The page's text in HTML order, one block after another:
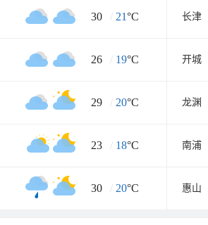
30 / 21°C 长津
26 / 19°C 开城
29 / 20°C 龙渊
23 / 18°C 南浦
30 / 20°C 惠山